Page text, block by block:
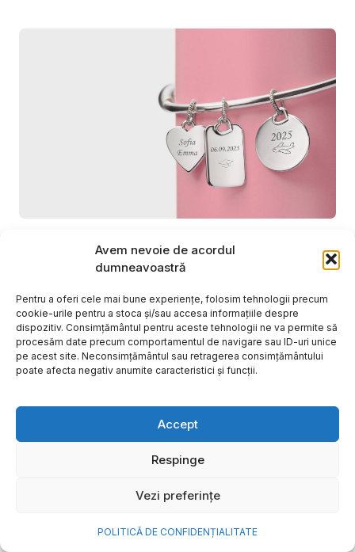
Avem nevoie de acordul
dumneavoastră
Pentru a oferi cele mai bune experiențe, folosim tehnologii precum
cookie-urile pentru a stoca și/sau accesa informațiile despre
dispozitiv. Consimțământul pentru aceste tehnologii ne va permite să
procesăm date precum comportamentul de navigare sau ID-uri unice
pe acest site. Neconsimțământul sau retragerea consimțământului
poate afecta negativ anumite caracteristici și funcții.
Accept
Respinge
Vezi preferințe
POLITICĂ DE CONFIDENȚIALITATE
Cum transformi cele mai
frumoase amintiri ale verii într-
o bijuterie Pandora pe care o
porți zi de zi
Vara este, pentru mulți dintre noi, anotimpul în care
se întâmplă cele mai importante lucruri. Plecăm în
Cristiana Todiresei